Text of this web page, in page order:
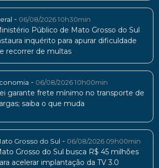
- 06/08/2026 10h30min
Público de Mato Grosso do Sul
inquérito para apurar dificuldade
recorrer de multas
- 06/08/2026 10h00min
garante frete mínimo no transporte de
saiba o que muda
Grosso do Sul - 06/08/2026 09h00min
Grosso do Sul busca R$ 45 milhões
acelerar implantação da TV 3.0